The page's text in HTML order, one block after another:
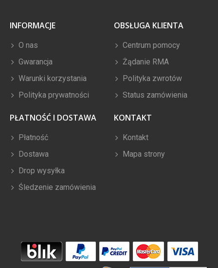
INFORMACJE
O nas
Gwarancja
Warunki korzystania
Polityka prywatności
OBSŁUGA KLIENTA
Centrum pomocy
Żądanie RMA
Polityka zwrotów
Status zamówienia
PŁATNOŚĆ I DOSTAWA
Płatność
Dostawa
Drop wysyłka
Śledzenie zamówienia
KONTAKT
Kontakt
Mapa strony